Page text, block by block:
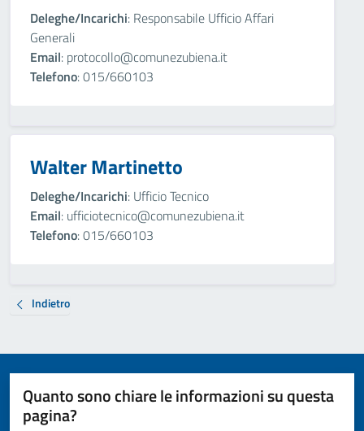
Deleghe/Incarichi: Responsabile Ufficio Affari
Generali
Email: protocollo@comunezubiena.it
Telefono: 015/660103
Walter Martinetto
Deleghe/Incarichi: Ufficio Tecnico
Email: ufficiotecnico@comunezubiena.it
Telefono: 015/660103
Indietro
Quanto sono chiare le informazioni su questa
pagina?